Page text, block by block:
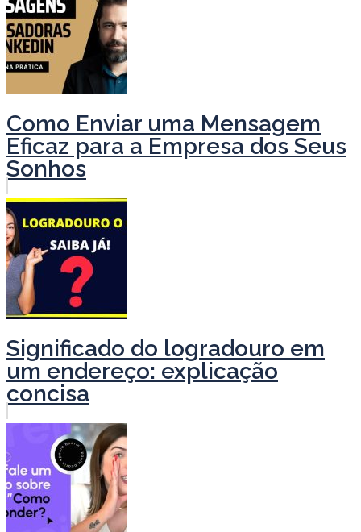
Como Enviar uma Mensagem
Eficaz para a Empresa dos Seus
Sonhos
Significado do logradouro em
um endereço: explicação
concisa